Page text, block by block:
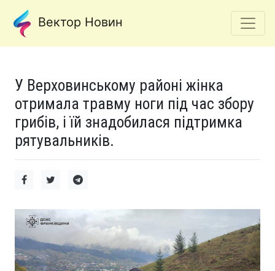
Вектор Новин
У Верховинському районі жінка
отримала травму ноги під час збору
грибів, і їй знадобилася підтримка
рятувальників.